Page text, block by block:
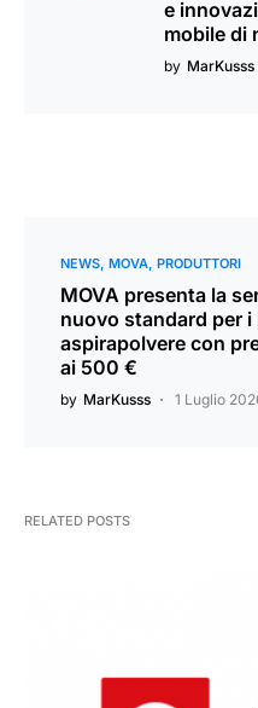
e
mobile di
by MarKusss
NEWS MOVA PRODUTTORI
MOVA presenta la
nuovo standard per
aspirapolvere con
ai 500 €
by MarKusss 1 Luglio
RELATED POSTS